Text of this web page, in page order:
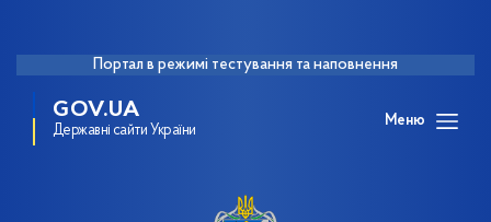
Портал в режимі тестування та наповнення
GOV.UA
Державні сайти України
Меню